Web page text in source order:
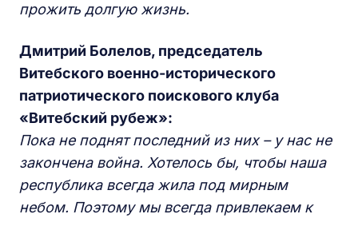
прожить долгую жизнь.
Дмитрий Болелов, председатель
Витебского военно-исторического
патриотического поискового клуба
«Витебский рубеж»:
Пока не поднят последний из них – у нас не
закончена война. Хотелось бы, чтобы наша
республика всегда жила под мирным
небом. Поэтому мы всегда привлекаем к